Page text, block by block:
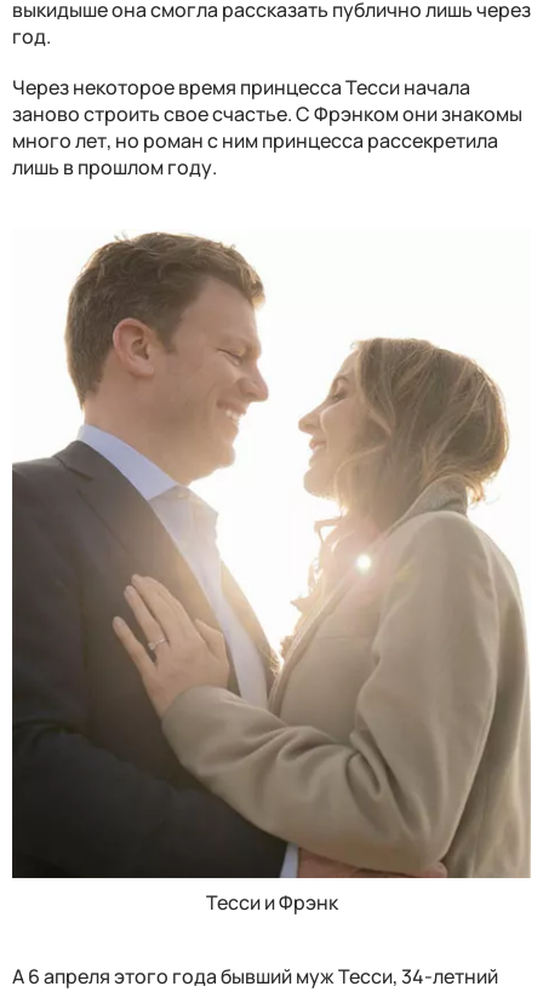
выкидыше она смогла рассказать публично лишь через
год.
Через некоторое время принцесса Тесси начала
заново строить свое счастье.С Фрэнком они знакомы
много лет, но роман с ним принцесса рассекретила
лишь в прошлом году.
Тесси и Фрэнк
А 6 апреля этого года бывший муж Тесси, 34-летний